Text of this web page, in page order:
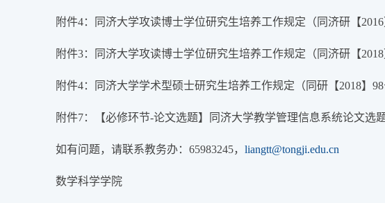
附件4：同济大学攻读博士学位研究生培养工作规定（同济研【2016
附件3：同济大学攻读博士学位研究生培养工作规定（同济研【2018
附件4：同济大学学术型硕士研究生培养工作规定（同研【2018】98
附件7：【必修环节-论文选题】同济大学教学管理信息系统论文选
如有问题，请联系教务办：65983245， liangtt@tongji.edu.cn
数学科学学院